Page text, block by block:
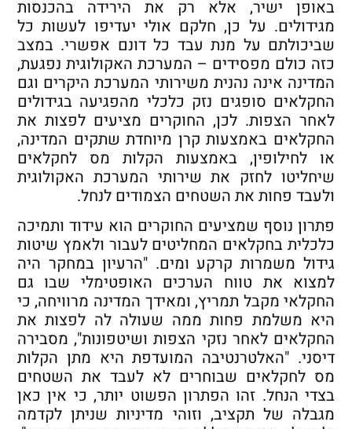
באופן ישיר, אלא רק את הירידה בהכנסות
מגידולים. על כן, חלקם אולי יעדיפו לעשות כל
שביכולתם על מנת עבד כל דונם אפשרי. במצב
כזה כולם מפסידים – המערכת האקולוגית נפגעת,
המדינה אינה נהנית משירותי המערכת היקרים וגם
החקלאים סופגים נזק כלכלי מהפגיעה בגידולים
לאחר הצפות. לכן, החוקרים מציעים לפצות את
החקלאים באמצעות קרן מיוחדת שתקים המדינה,
או לחילופין, באמצעות הקלות מס לחקלאים
שיחליטו לחזק את שירותי המערכת האקולוגית
ולעבד פחות את השטחים הצמודים לנחל.
פתרון נוסף שמציעים החוקרים הוא עידוד ותמיכה
כלכלית בחקלאים המחליטים לעבור ולאמץ שיטות
גידול משמרות קרקע ומים. "הרעיון במחקר היה
למצוא את טווח הערכים האופטימלי שבו גם
החקלאי מקבל תמריץ, ומאידך המדינה מרוויחה, כי
היא משלמת פחות ממה שעולה לה לפצות את
החקלאים לאחר נזקי הצפות ושיטפונות", מסבירה
דיסני. "האלטרנטיבה המועדפת היא מתן הקלות
מס לחקלאים שבוחרים לא לעבד את השטחים
בצדי הנחל. זהו הפתרון הפשוט יותר, כי אין כאן
מגבלה של תקציב, וזוהי מדיניות שניתן לקדמה